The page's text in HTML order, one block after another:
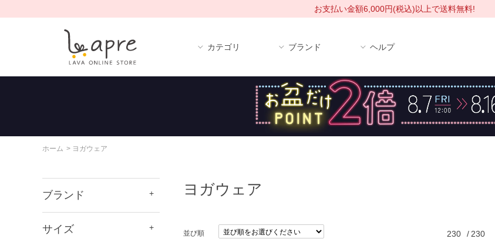
お支払い金額6,000円(税込)以上で送料無料!
カテゴリ ブランド ヘルプ
ホーム > ヨガウェア
ブランド
サイズ
ヨガウェア
並び順 230 / 230